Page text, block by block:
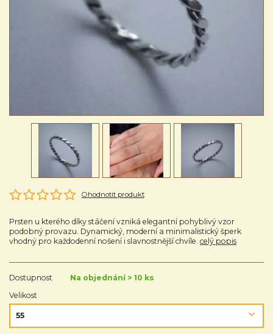
Ohodnotit produkt
Prsten u kterého díky stáčení vzniká elegantní pohyblivý vzor
podobný provazu. Dynamický, moderní a minimalistický šperk
vhodný pro každodenní nošení i slavnostnější chvíle. celý popis
Dostupnost
Na objednání > 10 ks
Velikost